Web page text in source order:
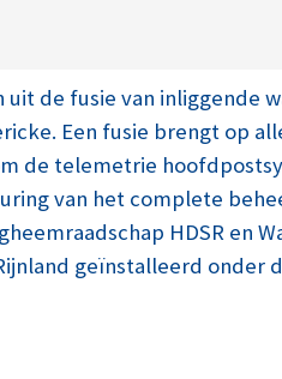
uit de fusie van inliggende
Een fusie brengt op
de telemetrie
van het complete
HDSR en
geïnstalleerd onder